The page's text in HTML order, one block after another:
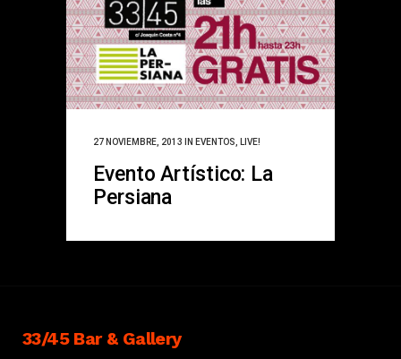
27 NOVIEMBRE, 2013 IN EVENTOS LIVE!
Evento Artístico: La
Persiana
33/45 Bar & Gallery